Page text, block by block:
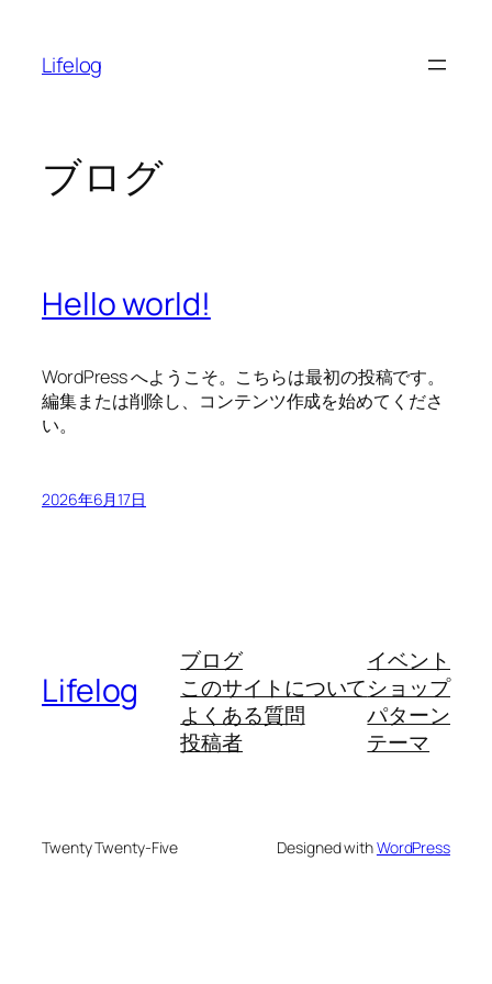
Lifelog
ブログ
Hello world!
WordPress へようこそ。こちらは最初の投稿です。
編集または削除し、コンテンツ作成を始めてくださ
い。
2026年6月17日
Lifelog
ブログ
このサイトについて
よくある質問
投稿者
イベント
ショップ
パターン
テーマ
Twenty Twenty-Five Designed withWordPress